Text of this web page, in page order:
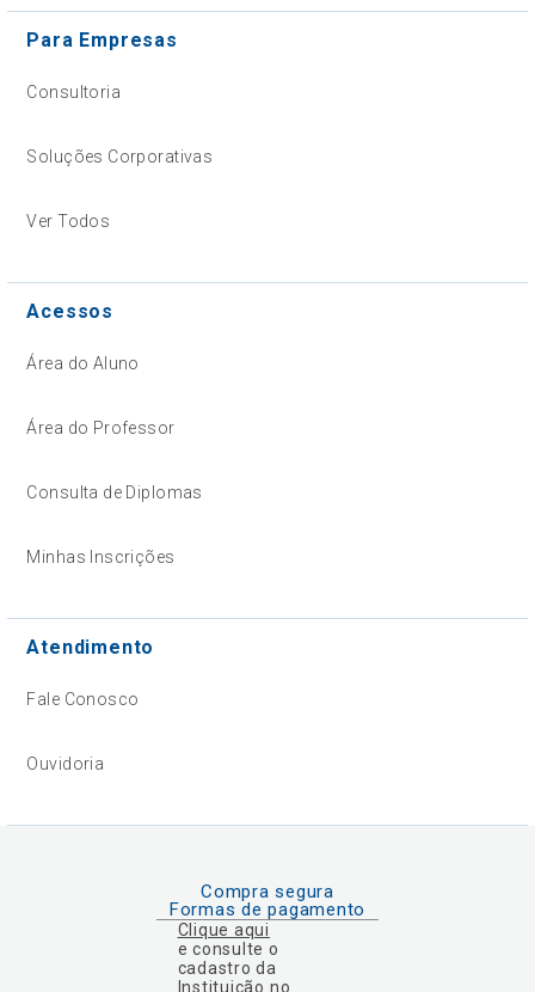
Para Empresas
Consultoria
Soluções Corporativas
Ver Todos
Acessos
Área do Aluno
Área do Professor
Consulta de Diplomas
Minhas Inscrições
Atendimento
Fale Conosco
Ouvidoria
Compra segura
Formas de pagamento
Clique aqui
e consulte o
cadastro da
Instituição no